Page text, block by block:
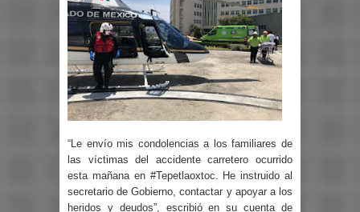
“Le envío mis condolencias a los familiares de
las víctimas del accidente carretero ocurrido
esta mañana en #Tepetlaoxtoc. He instruido al
secretario de Gobierno, contactar y apoyar a los
heridos y deudos”, escribió en su cuenta de